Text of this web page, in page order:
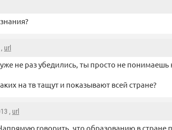
url
уже не раз убедились, ты просто не
на тв тащут и показывают всей стране?
, url
говорить, что образованию в стране